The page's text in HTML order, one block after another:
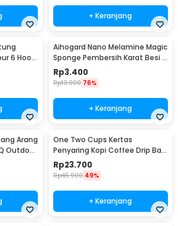
+ Keranjang
6 Hook
Aihogard Nano Melamine Magic
Sponge Pembersih Karat Besi -
CW62
Rp3.400
Rp13.900 76%
+ Keranjang
Arang
Outdoor
One Two Cups Kertas
Penyaring Kopi Coffee Drip Bag
Paper Filter 50PCS - T111
Rp23.700
Rp45.900 49%
+ Keranjang